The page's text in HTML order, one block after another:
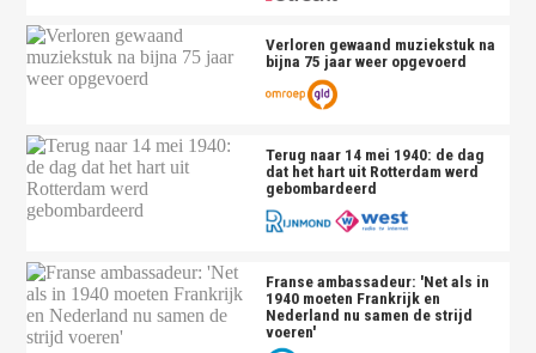
Verloren gewaand muziekstuk na
bijna 75 jaar weer opgevoerd
Terug naar 14 mei 1940: de dag
dat het hart uit Rotterdam werd
gebombardeerd
Franse ambassadeur: 'Net als in
1940 moeten Frankrijk en
Nederland nu samen de strijd
voeren'